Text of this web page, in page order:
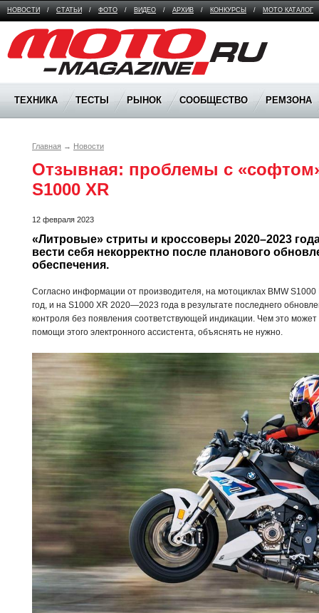
НОВОСТИ / СТАТЬИ / ФОТО / ВИДЕО / АРХИВ / КОНКУРСЫ / МОТО КАТАЛОГ
Moto Magazine
ТЕХНИКА ТЕСТЫ РЫНОК СООБЩЕСТВО РЕМЗОНА
Главная → Новости
Отзывная: проблемы с
S1000 XR
12 февраля 2023
«Литровые» стриты и кроссоверы 2020–2023
вести себя некорректно после планового
обеспечения.
Согласно информации от производителя, на мотоциклах BMW
год, и на S1000 XR 2020—2023 года в результате последнего
контроля без появления соответствующей индикации. Чем это
помощи этого электронного ассистента, объяснять не нужно.